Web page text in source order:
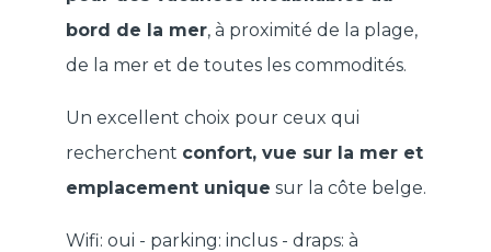
bord de la mer, à proximité de la plage,
de la mer et de toutes les commodités.
Un excellent choix pour ceux qui
recherchent confort, vue sur la mer et
emplacement unique sur la côte belge.
Wifi: oui - parking: inclus - draps: à